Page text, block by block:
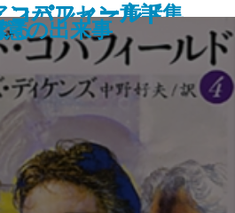
妹
〔三〕
〔四〕
童話集I―
デルセン童話集
〔二〕
クール
〔一〕
コパフィールド
コパフィールド
コパフィールド
コパフィールド
るの出来事